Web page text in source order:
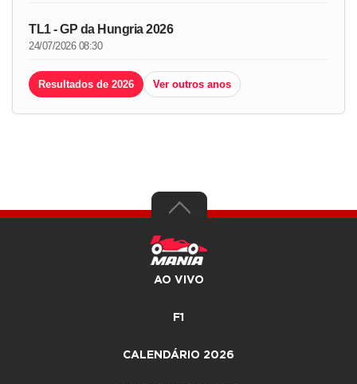
TL1 - GP da Hungria 2026
24/07/2026 08:30
Resultados de 2026 Ver outros anos
AO VIVO
F1
CALENDÁRIO 2026